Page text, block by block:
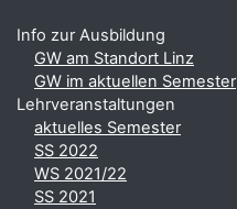
Info zur Ausbildung
GW am Standort Linz
GW im aktuellen Semester
Lehrveranstaltungen
aktuelles Semester
SS 2022
WS 2021/22
SS 2021